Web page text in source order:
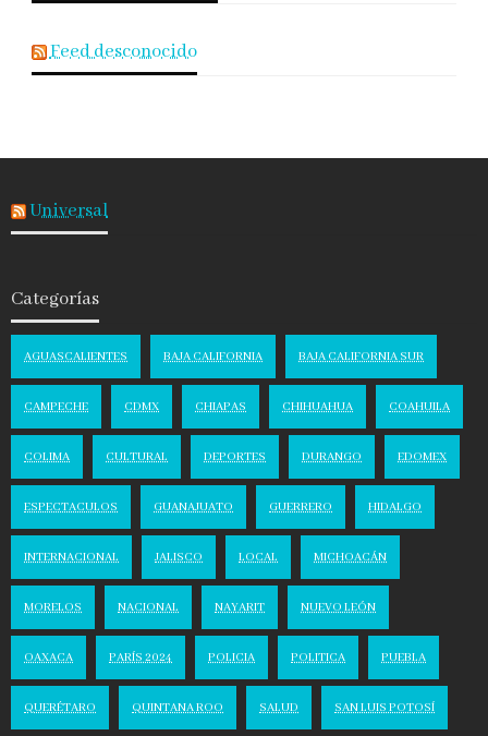
Feed desconocido
Universal
Categorías
AGUASCALIENTES BAJA CALIFORNIA BAJA CALIFORNIA SUR
CAMPECHE CDMX CHIAPAS CHIHUAHUA COAHUILA
COLIMA CULTURAL DEPORTES DURANGO EDOMEX
ESPECTACULOS GUANAJUATO GUERRERO HIDALGO
INTERNACIONAL JALISCO LOCAL MICHOACÁN
MORELOS NACIONAL NAYARIT NUEVO LEÓN
OAXACA PARÍS 2024 POLICIA POLITICA PUEBLA
QUERÉTARO QUINTANA ROO SALUD SAN LUIS POTOSÍ